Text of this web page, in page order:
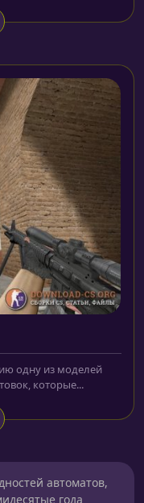
одну из моделей
которые...
автоматов,
года